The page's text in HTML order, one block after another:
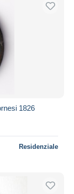
1826
Residenziale